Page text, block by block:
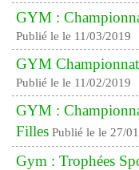
GYM :
Publié le le 11/03/2019
GYM
Publié le le 11/02/2019
GYM :
Filles Publié le le 27/
Gym : Trophées